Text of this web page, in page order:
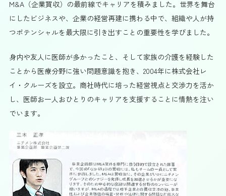
M&A（企業買収）の最前線でキャリアを積みました。世界を舞台
にしたビジネスや、企業の経営再建に携わる中で、組織や人が持
つポテンシャルを最大限に引き出すことの重要性を学びました。
身内や友人に医師が多かったこと、そして家族の介護を経験した
ことから医療分野に強い問題意識を抱き、2004年に株式会社レ
イ・クルーズを設立。商社時代に培った経営視点と交渉力を活か
し、医師お一人おひとりのキャリアを支援することに情熱を注い
でいます。